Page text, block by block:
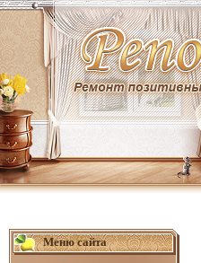
Меню сайта